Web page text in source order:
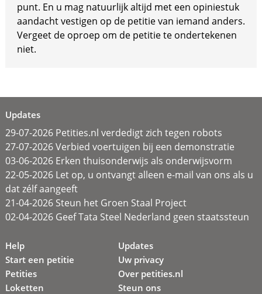
punt. En u mag natuurlijk altijd met een opiniestuk
aandacht vestigen op de petitie van iemand anders.
Vergeet de oproep om de petitie te ondertekenen
niet.
Updates
29-07-2026 Petities.nl verdedigt zich tegen robots
27-07-2026 Verbied voertuigen bij een demonstratie
03-06-2026 Erken thuisonderwijs als onderwijsvorm
22-05-2026 Let op, u ontvangt alleen e-mail van ons als u
dat zélf aangeeft
21-04-2026 Steun het Groen Staal Project
02-04-2026 Geef Tata Steel Nederland geen staatssteun
Help
Start een petitie
Petities
Loketten
Updates
Uw privacy
Over petities.nl
Steun ons